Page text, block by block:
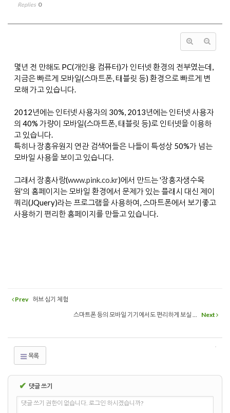
Replies 0
몇년 전 만해도 PC(개인용 컴퓨터)가 인터넷 환경의 전부였는데,
지금은 빠르게 모바일(스마트폰, 태블릿 등) 환경으로 빠르게 변
모해 가고 있습니다.
2012년에는 인터넷 사용자의 30%, 2013년에는 인터넷 사용자
의 40% 가량이 모바일(스마트폰, 태블릿 등)로 인터넷을 이용하
고 있습니다.
특히나 장흥유원지 연관 검색어들은 나들이 특성상 50%가 넘는
모바일 사용을 보이고 있습니다.
그래서 장흥사랑(www.pink.co.kr)에서 만드는 '장흥자생수목
원'의 홈페이지는 모바일 환경에서 문제가 있는 플래시 대신 제이
쿼리(JQuery)라는 프로그램을 사용하여, 스마트폰에서 보기좋고
사용하기 편리한 홈페이지를 만들고 있습니다.
Prev 허브 심기 체험
스마트폰 등의 모바일 기기에서도 편리하게 보실 ...
Next
목록
✔ 댓글 쓰기
댓글 쓰기 권한이 없습니다. 로그인 하시겠습니까?